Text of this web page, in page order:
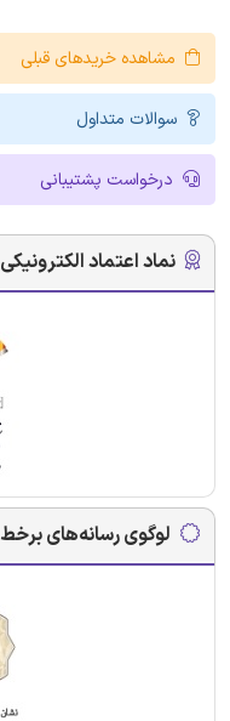
مشاهده خریدهای قبلی
سوالات متداول
درخواست پشتیبانی
نماد اعتماد الکترونیکی
لوگوی رسانه‌های برخط